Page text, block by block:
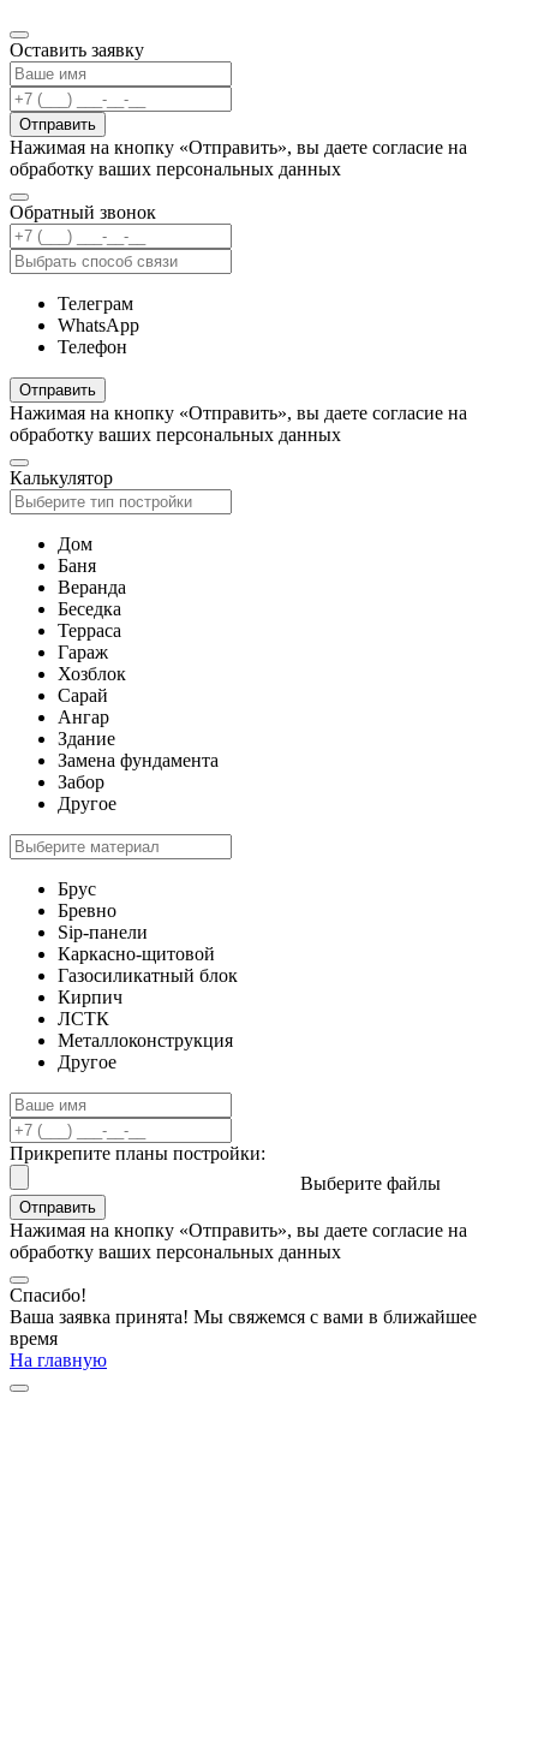
Оставить заявку
Отправить
Нажимая на кнопку «Отправить», вы даете согласие на
обработку ваших персональных данных
Обратный звонок
Телеграм
WhatsApp
Телефон
Отправить
Нажимая на кнопку «Отправить», вы даете согласие на
обработку ваших персональных данных
Калькулятор
Дом
Баня
Веранда
Беседка
Терраса
Гараж
Хозблок
Сарай
Ангар
Здание
Замена фундамента
Забор
Другое
Брус
Бревно
Sip-панели
Каркасно-щитовой
Газосиликатный блок
Кирпич
ЛСТК
Металлоконструкция
Другое
Прикрепите планы постройки:
Выберите файлы
Отправить
Нажимая на кнопку «Отправить», вы даете согласие на
обработку ваших персональных данных
Спасибо!
Ваша заявка принята! Мы свяжемся с вами в ближайшее
время
На главную